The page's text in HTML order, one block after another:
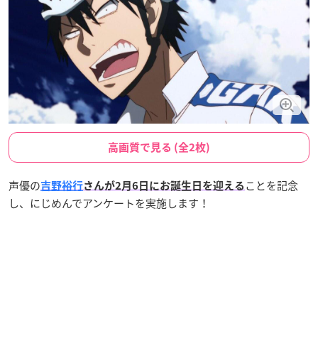
高画質で見る (全2枚)
声優の吉野裕行さんが2月6日にお誕生日を迎える ことを記念
し、にじめんでアンケートを実施します！